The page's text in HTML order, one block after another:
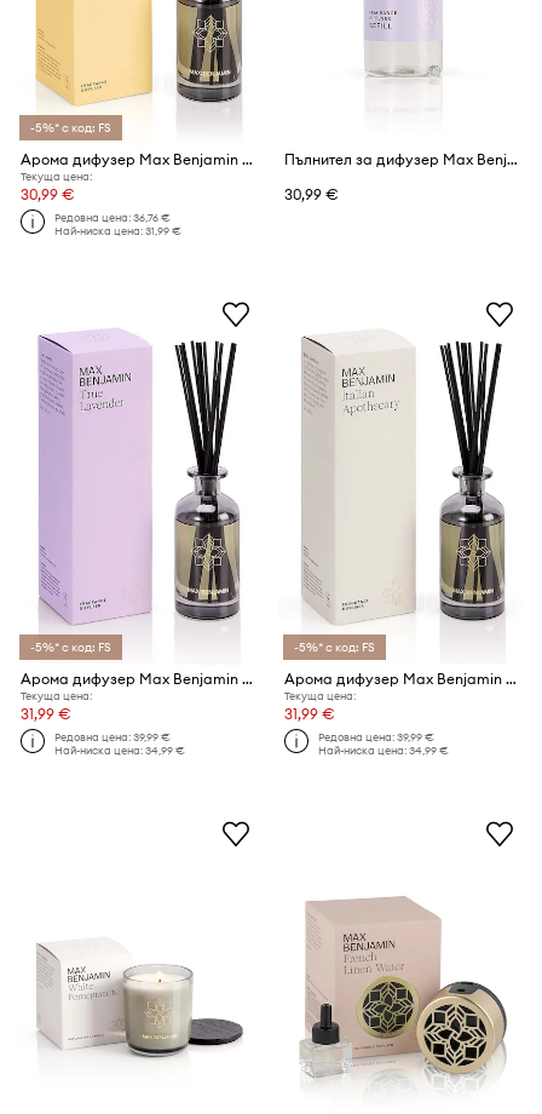
-5%* с код: FS
Арома дифузер Max Benjamin Grapefruit Shores 150 ml
Текуща цена:
30,99 €
Редовна цена:36,76 €
Най-ниска цена:31,99 €
Пълнител за дифузер Max Benjamin True Lavender 300 ml
30,99 €
-5%* с код: FS
Арома дифузер Max Benjamin True Lavender 150 ml
Текуща цена:
31,99 €
Редовна цена:39,99 €
Най-ниска цена:34,99 €
-5%* с код: FS
Арома дифузер Max Benjamin Reed Diffuser 150 ml
Текуща цена:
31,99 €
Редовна цена:39,99 €
Най-ниска цена:34,99 €